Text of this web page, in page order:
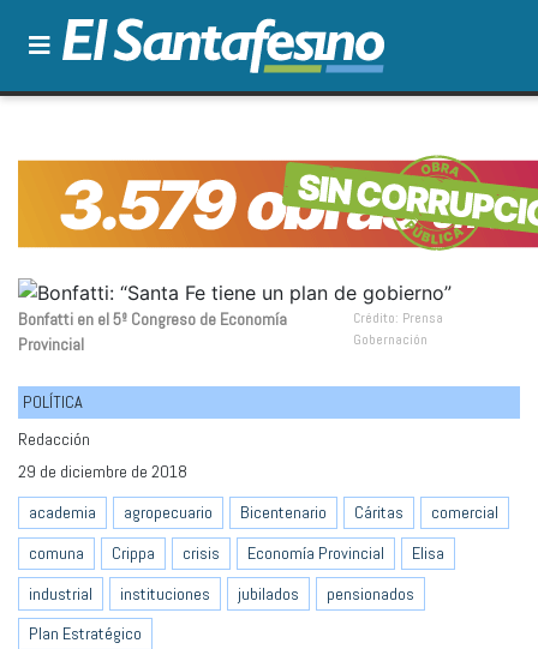
Bonfatti en el 5º Congreso de Economía
Provincial
Crédito: Prensa
Gobernación
POLÍTICA
Redacción
29 de diciembre de 2018
academia
agropecuario Bicentenario Cáritas
comercial
comuna
Crippa crisis Economía Provincial
Elisa
industrial
instituciones jubilados
pensionados
Plan Estratégico